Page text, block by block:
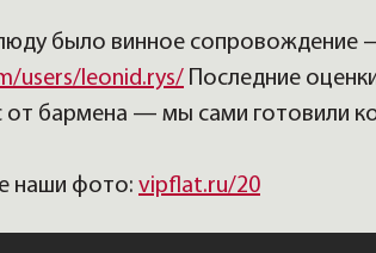
было винное сопровождение
users/leonid.rys/ Последние
от бармена — мы сами готовили
наши фото: vipflat.ru/20